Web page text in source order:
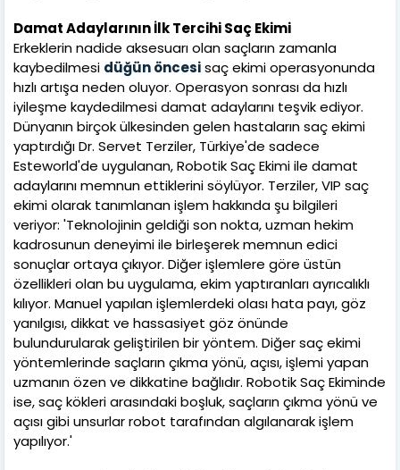
Damat Adaylarının İlk Tercihi Saç Ekimi
Erkeklerin nadide aksesuarı olan saçların zamanla
kaybedilmesi düğün öncesisaç ekimi operasyonunda
hızlı artışa neden oluyor. Operasyon sonrası da hızlı
iyileşme kaydedilmesi damat adaylarını teşvik ediyor.
Dünyanın birçok ülkesinden gelen hastaların saç ekimi
yaptırdığı Dr. Servet Terziler, Türkiye'de sadece
Esteworld'de uygulanan, Robotik Saç Ekimi ile damat
adaylarını memnun ettiklerini söylüyor. Terziler, VIP saç
ekimi olarak tanımlanan işlem hakkında şu bilgileri
veriyor: 'Teknolojinin geldiği son nokta, uzman hekim
kadrosunun deneyimi ile birleşerek memnun edici
sonuçlar ortaya çıkıyor. Diğer işlemlere göre üstün
özellikleri olan bu uygulama, ekim yaptıranları ayrıcalıklı
kılıyor. Manuel yapılan işlemlerdeki olası hata payı, göz
yanılgısı, dikkat ve hassasiyet göz önünde
bulundurularak geliştirilen bir yöntem. Diğer saç ekimi
yöntemlerinde saçların çıkma yönü, açısı, işlemi yapan
uzmanın özen ve dikkatine bağlıdır. Robotik Saç Ekiminde
ise, saç kökleri arasındaki boşluk, saçların çıkma yönü ve
açısı gibi unsurlar robot tarafından algılanarak işlem
yapılıyor.'